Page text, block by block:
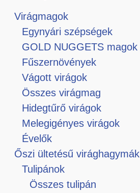
Virágmagok
Egynyári szépségek
GOLD NUGGETS magok
Fűszernövények
Vágott virágok
Összes virágmag
Hidegtűrő virágok
Melegigényes virágok
Évelők
Őszi ültetésű virághagymák
Tulipánok
Összes tulipán